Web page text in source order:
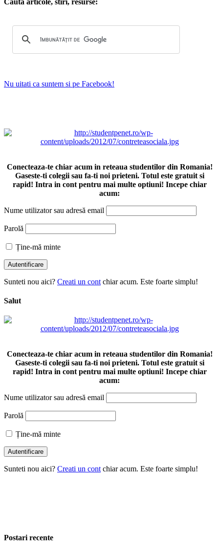
Cauta articole, stiri, resurse:
Nu uitati ca suntem si pe Facebook!
Conecteaza-te chiar acum in reteaua studentilor din Romania!
Gaseste-ti colegii sau fa-ti noi prieteni. Totul este gratuit si
rapid! Intra in cont pentru mai multe optiuni! Incepe chiar
acum:
Nume utilizator sau adresă email
Parolă
Ține-mă minte
Sunteti nou aici? Creati un cont chiar acum. Este foarte simplu!
Salut
Conecteaza-te chiar acum in reteaua studentilor din Romania!
Gaseste-ti colegii sau fa-ti noi prieteni. Totul este gratuit si
rapid! Intra in cont pentru mai multe optiuni! Incepe chiar
acum:
Nume utilizator sau adresă email
Parolă
Ține-mă minte
Sunteti nou aici? Creati un cont chiar acum. Este foarte simplu!
Postari recente